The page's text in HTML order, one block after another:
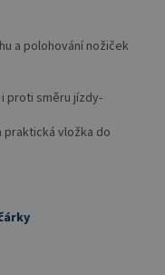
a polohování nožiček
proti směru jízdy-
praktická vložka do